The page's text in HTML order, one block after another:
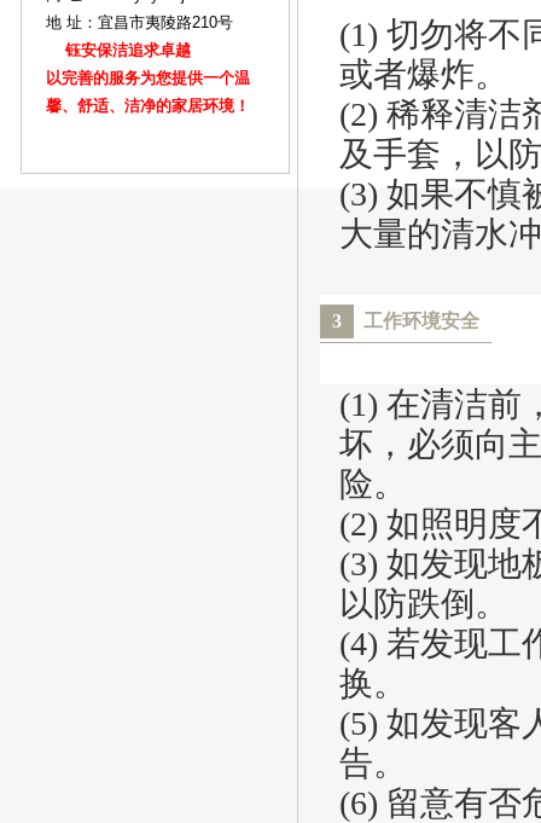
地 址：宜昌市夷陵路210号
钰安保洁追求卓越
以完善的服务为您提供一个温
馨、舒适、洁净的家居环境！
(1) 切勿将不
或者爆炸。
(2) 稀释清洁
及手套，以
(3) 如果不慎
大量的清水
3 工作环境安全
(1) 在清洁前
坏，必须向
险。
(2) 如照明度
(3) 如发现地
以防跌倒。
(4) 若发现工
换。
(5) 如发现客
告。
(6) 留意有否